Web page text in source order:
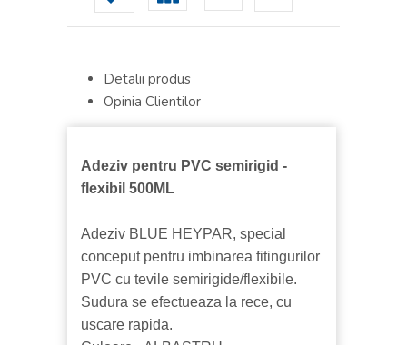
Detalii produs
Opinia Clientilor
Adeziv pentru PVC semirigid -
flexibil 500ML
Adeziv BLUE HEYPAR, special
conceput pentru imbinarea fitingurilor
PVC cu tevile semirigide/flexibile.
Sudura se efectueaza la rece, cu
uscare rapida.